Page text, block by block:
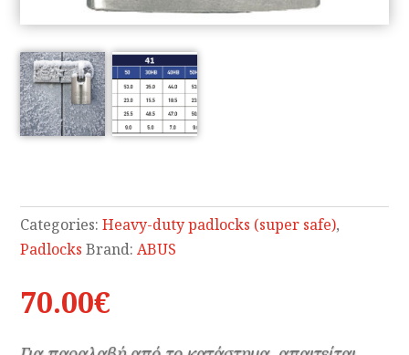
Categories:Heavy-duty padlocks (super safe),
Padlocks Brand:ABUS
70.00€